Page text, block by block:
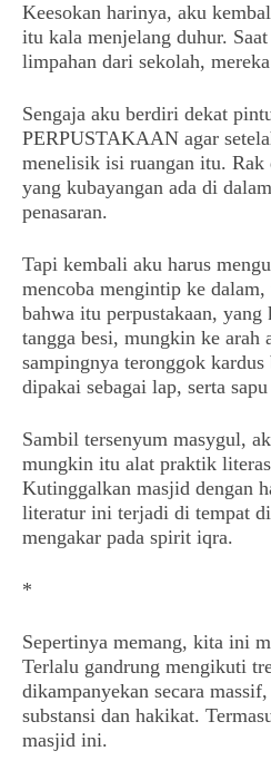
Keesokan harinya, aku
itu kala menjelang duhur.
limpahan dari sekolah,
Sengaja aku berdiri dekat
PERPUSTAKAAN agar
menelisik isi ruangan itu.
yang kubayangan ada di
penasaran.
Tapi kembali aku harus
mencoba mengintip ke dalam,
bahwa itu perpustakaan,
tangga besi, mungkin ke arah
sampingnya teronggok
dipakai sebagai lap, serta
Sambil tersenyum masygul,
mungkin itu alat praktik
Kutinggalkan masjid dengan
literatur ini terjadi di tempat
mengakar pada spirit iqra.
*
Sepertinya memang, kita ini
Terlalu gandrung mengikuti
dikampanyekan secara
substansi dan hakikat.
masjid ini.